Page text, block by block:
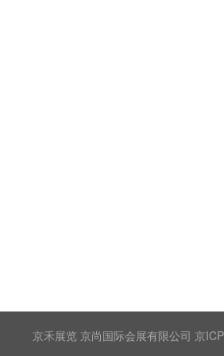
京禾展览 京尚国际会展有限公司 京